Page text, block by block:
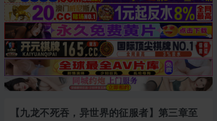
【九龙不死吞，异世界的征服者】第三章至